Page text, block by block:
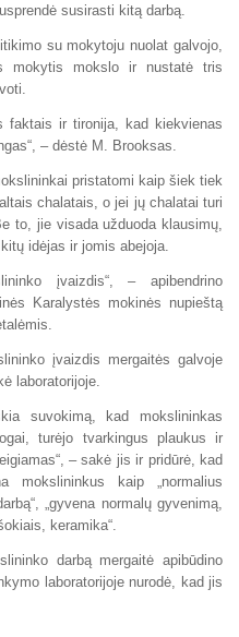
susirasti kitą darbą.
su mokytoju nuolat galvojo,
mokytis mokslo ir nustatė tris
faktais ir tironija, kad kiekvienas
– dėstė M. Brooksas.
pristatomi kaip šiek tiek
chalatais, o jei jų chalatai turi
to, jie visada užduoda klausimų,
idėjas ir jomis abejoja.
įvaizdis“, – apibendrino
Karalystės mokinės nupieštą
įvaizdis mergaitės galvoje
laboratorijoje.
suvokimą, kad mokslininkas
turėjo tvarkingus plaukus ir
– sakė jis ir pridūrė, kad
mokslininkus kaip „normalius
„gyvena normalų gyvenimą,
keramika“.
darbą mergaitė apibūdino
laboratorijoje nurodė, kad jis